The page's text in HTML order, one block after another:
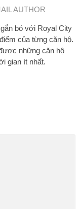
AUTHOR
bó với Royal City
của từng căn hộ.
những căn hộ
gian ít nhất.